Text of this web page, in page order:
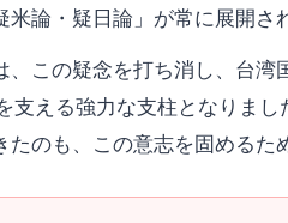
米論・疑日論」が常に展開さ
、この疑念を打ち消し、台湾
支える強力な支柱となりま
たのも、この意志を固めるた